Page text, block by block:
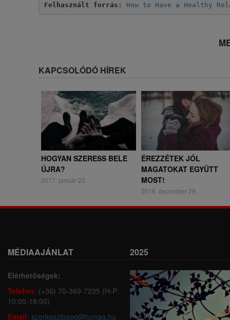
Felhasznált forrás: How to Have a Healthy
KAPCSOLÓDÓ HÍREK
HOGYAN SZERESS BELE
ÚJRA?
2017. január 22.
ÉREZZÉTEK JÓL
MAGATOKAT EGYÜTT
MOST!
2016. december 29.
MÉDIAAJÁNLAT
Elérhetőségek:
Telefon: (+36) 70-369-7235 (H-P:
10:00-18:00)
Email: szerkesztoseg@tumag.hu
2025